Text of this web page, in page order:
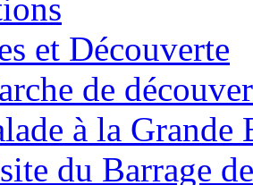
et Découverte
de
à la Grande
du Barrage